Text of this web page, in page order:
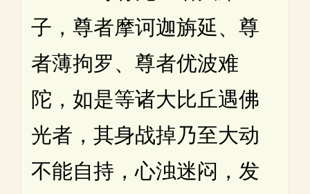
子，尊者摩诃迦旃延、尊
者薄拘罗、尊者优波难
陀，如是等诸大比丘遇佛
光者，其身战掉乃至大动
不能自持，心浊迷闷，发